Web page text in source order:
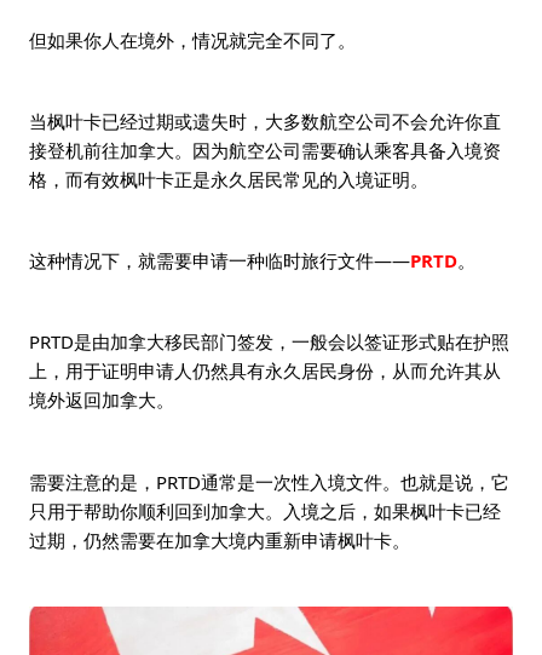
但如果你人在境外，情况就完全不同了。
当枫叶卡已经过期或遗失时，大多数航空公司不会允许你直
接登机前往加拿大。因为航空公司需要确认乘客具备入境资
格，而有效枫叶卡正是永久居民常见的入境证明。
这种情况下，就需要申请一种临时旅行文件——PRTD。
PRTD是由加拿大移民部门签发，一般会以签证形式贴在护照
上，用于证明申请人仍然具有永久居民身份，从而允许其从
境外返回加拿大。
需要注意的是，PRTD通常是一次性入境文件。也就是说，它
只用于帮助你顺利回到加拿大。入境之后，如果枫叶卡已经
过期，仍然需要在加拿大境内重新申请枫叶卡。